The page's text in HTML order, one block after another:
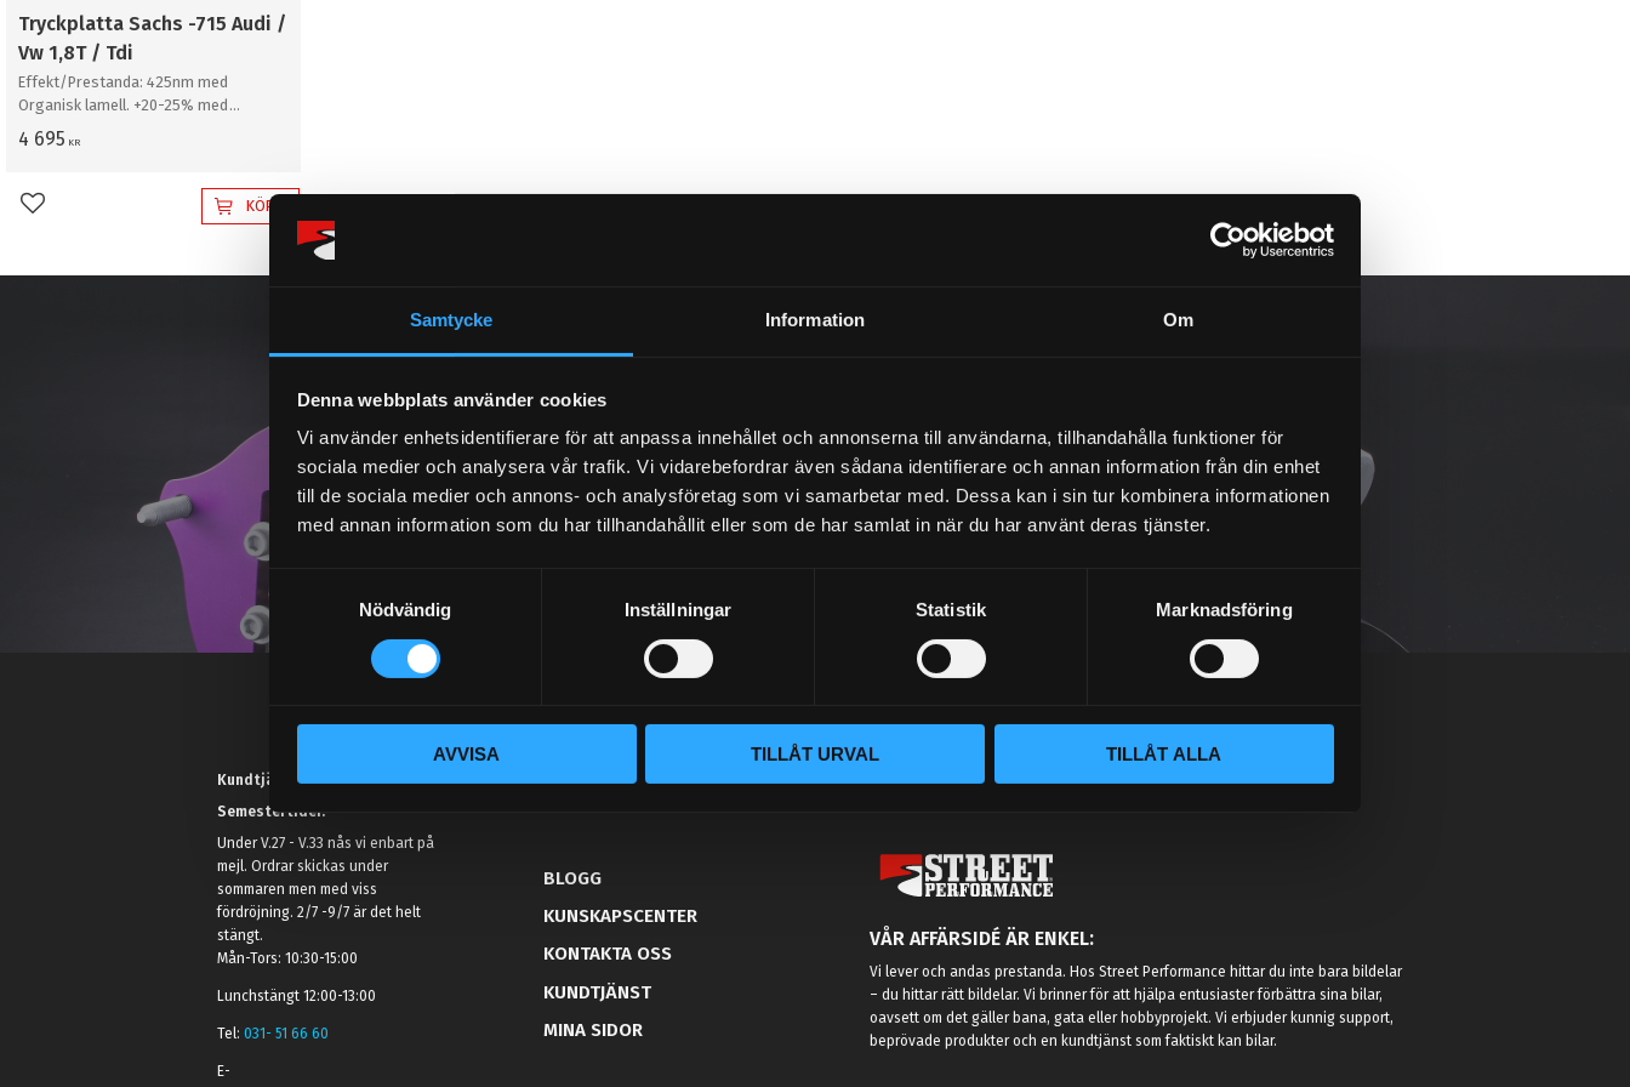
Samtycke Information Om
Denna webbplats använder cookies
Vi använder enhetsidentifierare för att anpassa innehållet och annonserna till användarna, tillhandahålla funktioner för
sociala medier och analysera vår trafik. Vi vidarebefordrar även sådana identifierare och annan information från din enhet
till de sociala medier och annons- och analysföretag som vi samarbetar med. Dessa kan i sin tur kombinera informationen
med annan information som du har tillhandahållit eller som de har samlat in när du har använt deras tjänster.
a
m
e
s
v
a
l
Nödvändig Inställningar Statistik Marknadsföring
AVVISA TILLÅT URVAL TILLÅT ALLA
Tryckplatta Sachs -715 Audi /
Vw 1,8T / Tdi
Effekt/Prestanda: 425nm med
Organisk lamell. +20-25% med
sinterlamell. / Kontrollera alltid så att
delen passar just din bil
4 695 KR
Lägg till i favoriter KÖP
PRENUMERERA
Kundtjänst telefon:
Semestertider.
Under V.27 - V.33 nås vi enbart på
mejl. Ordrar skickas under
sommaren men med viss
fördröjning. 2/7 -9/7 är det helt
stängt.
Mån-Tors: 10:30-15:00
Lunchstängt 12:00-13:00
Tel:031- 51 66 60
E-
BLOGG
KUNSKAPSCENTER
KONTAKTA OSS
KUNDTJÄNST
MINA SIDOR
VÅR AFFÄRSIDÉ ÄR ENKEL:
Vi lever och andas prestanda. Hos Street Performance hittar du inte bara bildelar
– du hittar rätt bildelar. Vi brinner för att hjälpa entusiaster förbättra sina bilar,
oavsett om det gäller bana, gata eller hobbyprojekt. Vi erbjuder kunnig support,
beprövade produkter och en kundtjänst som faktiskt kan bilar.